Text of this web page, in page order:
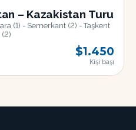
– Kazakistan Turu
(1) - Semerkant (2) - Taşkent
(2)
$1.450
Kişi başı